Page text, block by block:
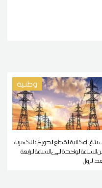
وطنية
إمكانية القطع الدوري للكهرباء
الساعة الواحدة الى الساعة الرابعة
الزوال